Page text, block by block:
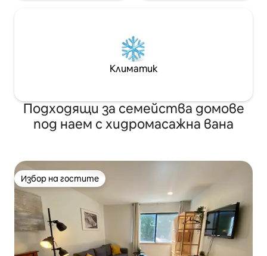
Климатик
Подходящи за семейства домове
под наем с хидромасажна вана
Избор на гостите
Избор на гостите